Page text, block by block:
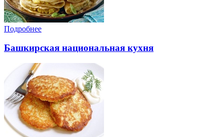
Подробнее
Башкирская национальная кухня